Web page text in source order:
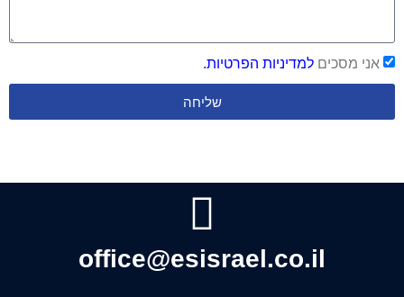
אני מסכים למדיניות הפרטיות.
שליחה
office@esisrael.co.il